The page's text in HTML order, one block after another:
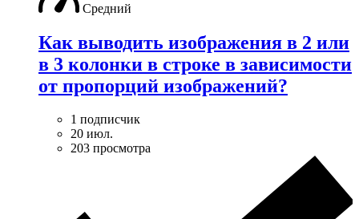
Средний
Как выводить изображения в 2 или
в 3 колонки в строке в зависимости
от пропорций изображений?
1 подписчик
20 июл.
203 просмотра